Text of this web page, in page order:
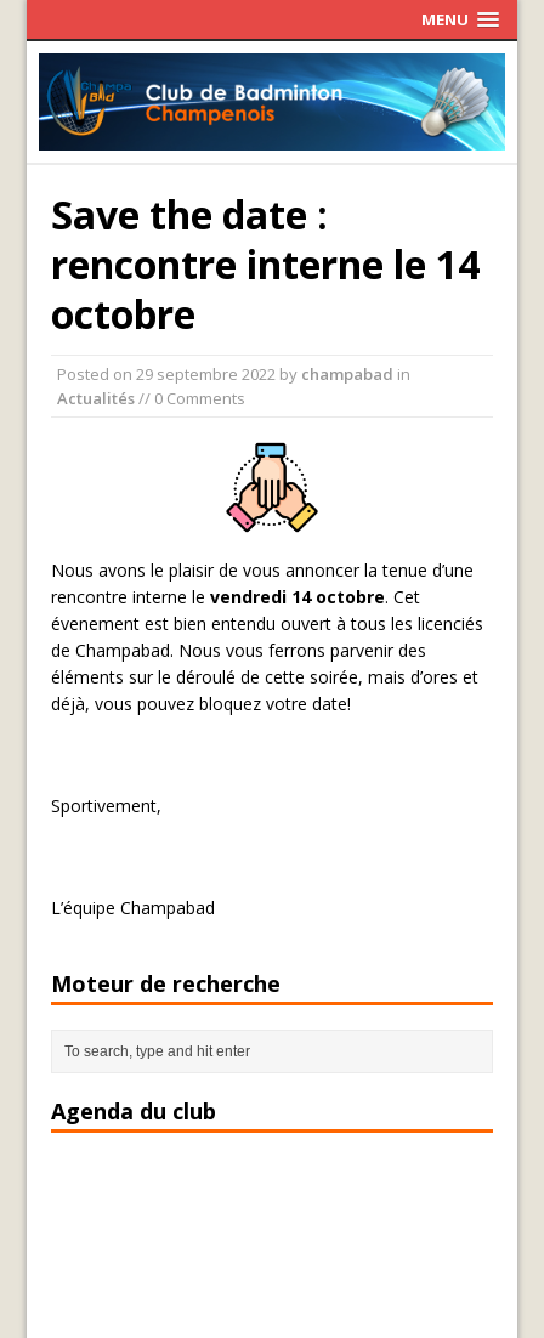
MENU
Save the date :
rencontre interne le 14
octobre
Posted on29 septembre 2022 by champabad in
Actualités// 0 Comments
Nous avons le plaisir de vous annoncer la tenue d’une
rencontre interne levendredi 14 octobre. Cet
évenement est bien entendu ouvert à tous les licenciés
de Champabad. Nous vous ferrons parvenir des
éléments sur le déroulé de cette soirée, mais d’ores et
déjà, vous pouvez bloquez votre date!
Sportivement,
L’équipe Champabad
Moteur de recherche
Agenda du club